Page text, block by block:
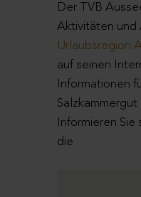
Der TVB
Aktivitäten und
Urlaubsregion
auf seinen
Informationen
Salzkammergut
Informieren
die